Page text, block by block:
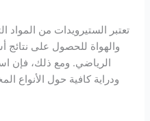
تعتبر الستيرويدات من المواد
والهواة للحصول على نتائج
الرياضي. ومع ذلك، فإن
ودراية كافية حول الأنواع